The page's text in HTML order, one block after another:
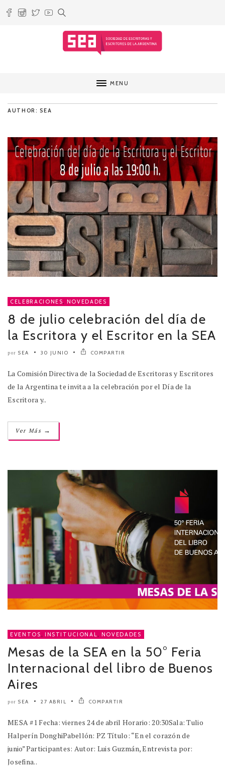
MENU
AUTHOR: SEA
CELEBRACIONES, NOVEDADES
8 de julio celebración del día de
la Escritora y el Escritor en la SEA
por SEA 30 JUNIO COMPARTIR
La Comisión Directiva de la Sociedad de Escritoras y Escritores
de la Argentina te invita a la celebración por el Día de la
Escritora y..
Ver Más →
EVENTOS , INSTITUCIONAL, NOVEDADES
Mesas de la SEA en la 50° Feria
Internacional del libro de Buenos
Aires
por SEA 27 ABRIL COMPARTIR
MESA #1 Fecha: viernes 24 de abril Horario: 20:30Sala: Tulio
Halperín DonghiPabellón: PZ Título: “En el corazón de
junio”Participantes: Autor: Luis Guzmán, Entrevista por:
Josefina..